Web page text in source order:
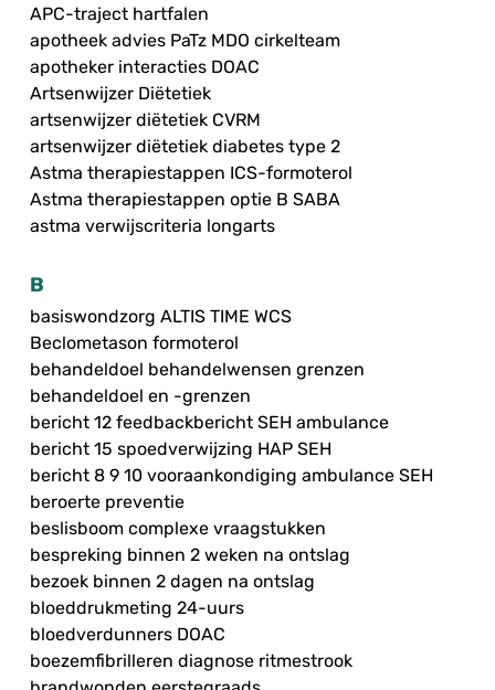
APC-traject hartfalen
apotheek advies PaTz MDO cirkelteam
apotheker interacties DOAC
Artsenwijzer Diëtetiek
artsenwijzer diëtetiek CVRM
artsenwijzer diëtetiek diabetes type 2
Astma therapiestappen ICS-formoterol
Astma therapiestappen optie B SABA
astma verwijscriteria longarts
B
basiswondzorg ALTIS TIME WCS
Beclometason formoterol
behandeldoel behandelwensen grenzen
behandeldoel en -grenzen
bericht 12 feedbackbericht SEH ambulance
bericht 15 spoedverwijzing HAP SEH
bericht 8 9 10 vooraankondiging ambulance SEH
beroerte preventie
beslisboom complexe vraagstukken
bespreking binnen 2 weken na ontslag
bezoek binnen 2 dagen na ontslag
bloeddrukmeting 24-uurs
bloedverdunners DOAC
boezemfibrilleren diagnose ritmestrook